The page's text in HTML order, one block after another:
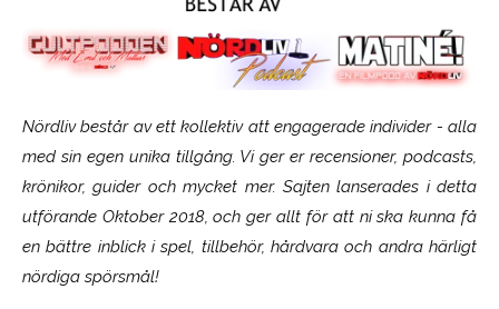
Nördliv består av ett kollektiv att engagerade individer - alla
med sin egen unika tillgång. Vi ger er recensioner, podcasts,
krönikor, guider och mycket mer. Sajten lanserades i detta
utförande Oktober 2018, och ger allt för att ni ska kunna få
en bättre inblick i spel, tillbehör, hårdvara och andra härligt
nördiga spörsmål!